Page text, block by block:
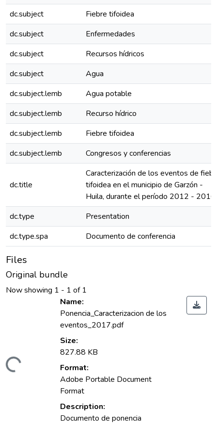
dc.subject
Fiebre tifoidea
dc.subject
Enfermedades
dc.subject
Recursos hídricos
dc.subject
Agua
dc.subject.lemb
Agua potable
dc.subject.lemb
Recurso hídrico
dc.subject.lemb
Fiebre tifoidea
dc.subject.lemb
Congresos y conferencias
dc.title
Caracterización de los eventos de
tifoidea en el municipio de Garzón -
Huila, durante el período 2012 - 2016.
dc.type
Presentation
dc.type.spa
Documento de conferencia
Files
Original bundle
Now showing 1 - 1 of 1
Name:
Ponencia_Caracterizacion de los
eventos_2017.pdf
Size:
827.88 KB
Format:
Adobe Portable Document
Format
Description:
Documento de ponencia